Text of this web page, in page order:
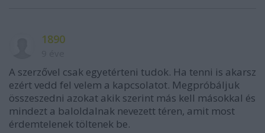
1890
A szerzővel csak egyetérteni tudok. Ha tenni is akarsz
ezért vedd fel velem a kapcsolatot. Megpróbáljuk
összeszedni azokat akik szerint más kell másokkal és
mindezt a baloldalnak nevezett téren, amit most
érdemtelenek töltenek be.